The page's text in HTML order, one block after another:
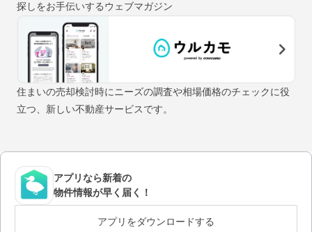
探しをお手伝いするウェブマガジン
住まいの売却検討時にニーズの調査や相場価格のチェックに役
立つ、新しい不動産サービスです。
アプリなら新着の
物件情報が早く届く！
アプリをダウンロードする